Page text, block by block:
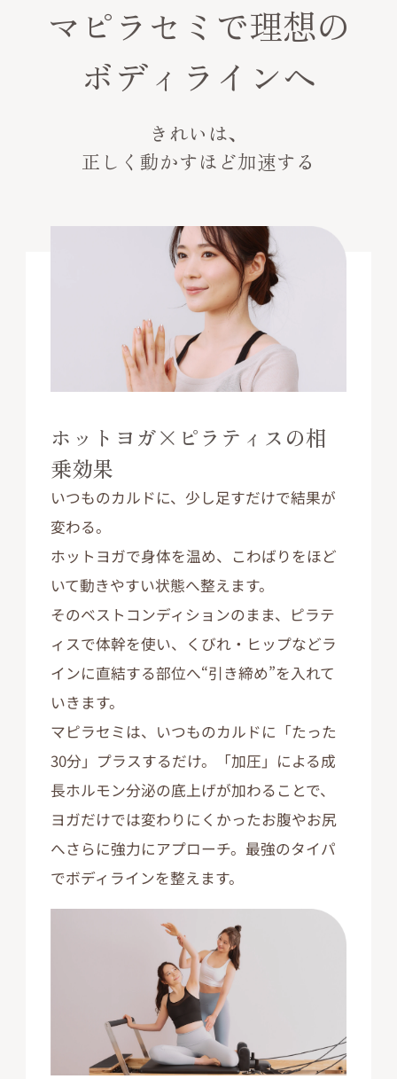
マピラセミで理想の
ボディラインへ
きれいは、
正しく動かすほど加速する
ホットヨガ×ピラティスの相
乗効果
いつものカルドに、少し足すだけで結果が
変わる。
ホットヨガで身体を温め、こわばりをほど
いて動きやすい状態へ整えます。
そのベストコンディションのまま、ピラテ
ィスで体幹を使い、くびれ・ヒップなどラ
インに直結する部位へ“引き締め”を入れて
いきます。
マピラセミは、いつものカルドに「たった
30分」プラスするだけ。「加圧」による成
長ホルモン分泌の底上げが加わることで、
ヨガだけでは変わりにくかったお腹やお尻
へさらに強力にアプローチ。最強のタイパ
でボディラインを整えます。